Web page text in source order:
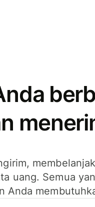
uang. Semua
Anda